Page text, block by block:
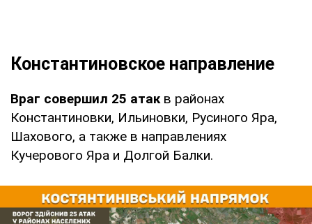
Константиновское направление
Враг совершил 25 атакв районах
Константиновки, Ильиновки, Русиного Яра,
Шахового, а также в направлениях
Кучерового Яра и Долгой Балки.